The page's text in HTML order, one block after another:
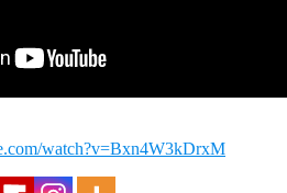
watch?v=Bxn4W3kDrxM